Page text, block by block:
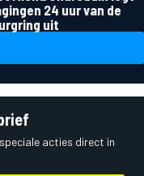
24 uur van de
uit
acties direct in